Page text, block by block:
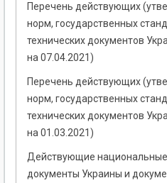
Перечень действующих
норм, государственных
технических документов
на 07.04.2021)
Перечень действующих
норм, государственных
технических документов
на 01.03.2021)
Действующие
документы Украины и